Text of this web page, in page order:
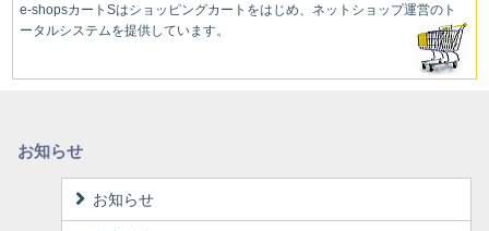
e-shopsカートSはショッピングカートをはじめ、ネットショップ運営のト
ータルシステムを提供しています。
お知らせ
お知らせ